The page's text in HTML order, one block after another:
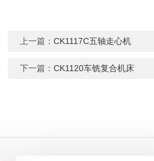
上一篇： CK1117C五轴走心机
下一篇： CK1120车铣复合机床